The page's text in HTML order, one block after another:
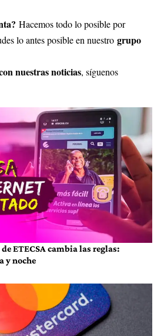
Hacemos todo lo posible por
lo antes posible en nuestro grupo
nuestras noticias, síguenos
ETECSA cambia las reglas:
y noche